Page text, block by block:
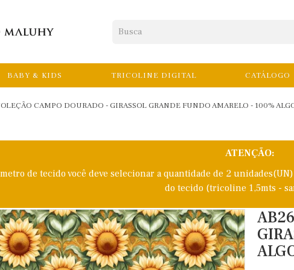
BABY & KIDS TRICOLINE DIGITAL CATÁLOGO
CAMPO DOURADO - GIRASSOL GRANDE FUNDO AMARELO - 100%
ATENÇÃO:
de tecido você deve selecionar a quantidade de 2
do tecido (tricoline 1,5mts -